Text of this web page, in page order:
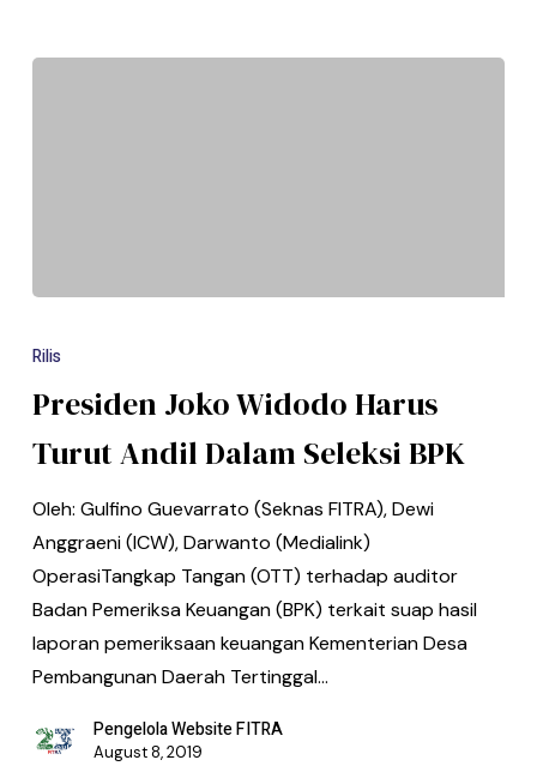
Rilis
Presiden Joko Widodo Harus
Turut Andil Dalam Seleksi BPK
Oleh: Gulfino Guevarrato (Seknas FITRA), Dewi
Anggraeni (ICW), Darwanto (Medialink)
OperasiTangkap Tangan (OTT) terhadap auditor
Badan Pemeriksa Keuangan (BPK) terkait suap hasil
laporan pemeriksaan keuangan Kementerian Desa
Pembangunan Daerah Tertinggal…
Pengelola Website FITRA
August 8, 2019